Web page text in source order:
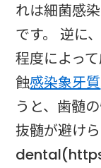
れは細菌感
です。 逆に
程度によっ
蝕感染象牙質
うと、歯髄
抜髄が避け